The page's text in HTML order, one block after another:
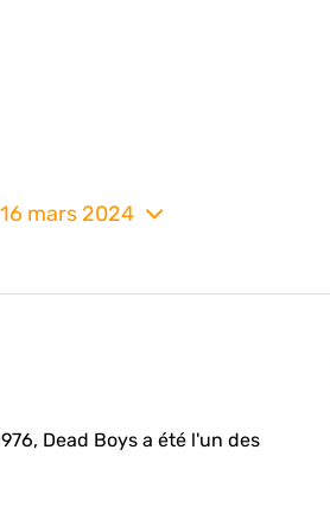
mars 2024
Dead Boys a été l'un des